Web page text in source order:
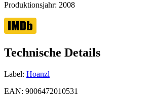
Produktionsjahr: 2008
Technische Details
Label: Hoanzl
EAN: 9006472010531